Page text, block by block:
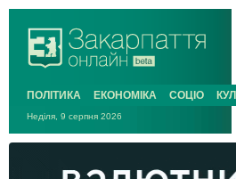
ПОЛІТИКА ЕКОНОМІКА СОЦІО
Неділя, 9 серпня 2026